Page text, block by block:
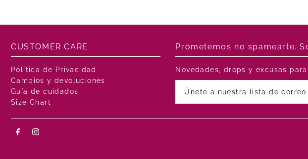
CUSTOMER CARE
Política de Privacidad
Cambios y devoluciones
Guía de cuidados
Size Chart
Prometemos no spamearte.
Novedades, drops y excusas